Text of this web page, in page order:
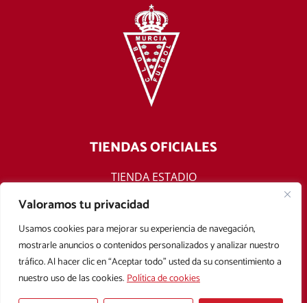
Valoramos tu privacidad
Usamos cookies para mejorar su experiencia de navegación,
mostrarle anuncios o contenidos personalizados y analizar nuestro
tráfico. Al hacer clic en “Aceptar todo” usted da su consentimiento a
nuestro uso de las cookies.Política de cookies
TIENDAS OFICIALES
TIENDA ESTADIO
TIENDA ONLINE
F
a
c
e
b
o
T
w
i
t
t
e
Y
o
u
t
u
b
I
n
s
t
a
g
Aviso legal Política de privacidad Política de cookies
Condiciones Generales de Contratación